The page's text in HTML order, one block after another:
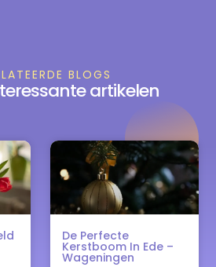
BLOGS
artikelen
De Perfecte
Kerstboom In Ede –
Wageningen